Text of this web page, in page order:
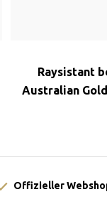
Raysistant
Australian Gold
Offizieller